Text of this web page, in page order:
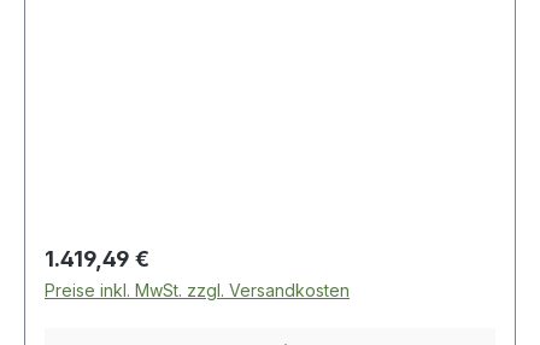
Regulärer Preis:
1.419,49 €
Preise inkl. MwSt. zzgl. Versandkosten